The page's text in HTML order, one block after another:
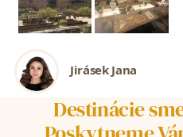
Jirásek Jana
Destinácie